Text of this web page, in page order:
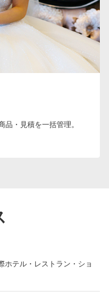
・見積を一括管理。
ホテル・レストラン・ショ